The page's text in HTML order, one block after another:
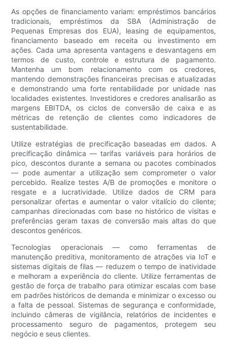
As opções de financiamento variam: empréstimos bancários
tradicionais, empréstimos da SBA (Administração de
Pequenas Empresas dos EUA), leasing de equipamentos,
financiamento baseado em receita ou investimento em
ações. Cada uma apresenta vantagens e desvantagens em
termos de custo, controle e estrutura de pagamento.
Mantenha um bom relacionamento com os credores,
mantendo demonstrações financeiras precisas e atualizadas
e demonstrando uma forte rentabilidade por unidade nas
localidades existentes. Investidores e credores analisarão as
margens EBITDA, os ciclos de conversão de caixa e as
métricas de retenção de clientes como indicadores de
sustentabilidade.
Utilize estratégias de precificação baseadas em dados. A
precificação dinâmica — tarifas variáveis ​​para horários de
pico, descontos durante a semana ou pacotes combinados
— pode aumentar a utilização sem comprometer o valor
percebido. Realize testes A/B de promoções e monitore o
resgate e a lucratividade. Utilize dados de CRM para
personalizar ofertas e aumentar o valor vitalício do cliente;
campanhas direcionadas com base no histórico de visitas e
preferências geram taxas de conversão mais altas do que
descontos genéricos.
Tecnologias operacionais — como ferramentas de
manutenção preditiva, monitoramento de atrações via IoT e
sistemas digitais de filas — reduzem o tempo de inatividade
e melhoram a experiência do cliente. Utilize ferramentas de
gestão de força de trabalho para otimizar escalas com base
em padrões históricos de demanda e minimizar o excesso ou
a falta de pessoal. Sistemas de segurança e conformidade,
incluindo câmeras de vigilância, relatórios de incidentes e
processamento seguro de pagamentos, protegem seu
negócio e seus clientes.